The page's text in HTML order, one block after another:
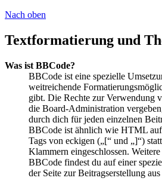
Nach oben
Textformatierung und
Was ist BBCode?
BBCode ist eine spezielle
weitreichende
gibt. Die Rechte zur Verwendung
die Board-Administration
durch dich für jeden einzelnen
BBCode ist ähnlich wie HTML
Tags von eckigen („[“ und „]“)
Klammern eingeschlossen.
BBCode findest du auf einer
der Seite zur Beitragserstellung